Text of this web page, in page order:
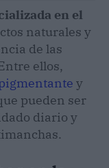
en el
naturales y
de las
ellos,
y
pueden ser
diario y